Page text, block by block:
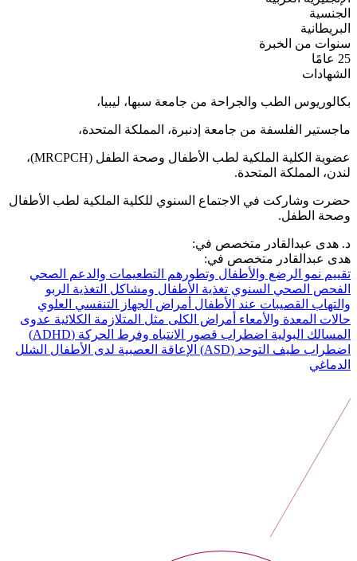
الجنسية
البريطانية
سنوات من الخبرة
25 عامًا
الشهادات
بكالوريوس الطب والجراحة من جامعة سبها، ليبيا،
ماجستير الفلسفة من جامعة إدنبرة، المملكة المتحدة،
عضوية الكلية الملكية لطب الأطفال وصحة الطفل (MRCPCH)،
لندن، المملكة المتحدة.
حضرت وشاركت في الاجتماع السنوي للكلية الملكية لطب الأطفال
وصحة الطفل.
د. هدى عبدالقادر متخصص في:
هدى عبدالقادر متخصص في:
تقييم نمو الرضع والأطفال وتطورهم
التطعيمات والدعم الصحي
الفحص الصحي السنوي تغذية الأطفال ومشاكل التغذية الربو
والتهاب القصيبات عند الأطفال أمراض الجهاز التنفسي العلوي
حالات المعدة والأمعاء أمراض الكلى مثل المتلازمة الكلائية عدوى
المسالك البولية اضطراب قصور الانتباه وفرط الحركة (ADHD)
اضطراب طيف التوحد (ASD)
الإعاقة العصبية لدى الأطفال الشلل
الدماغي